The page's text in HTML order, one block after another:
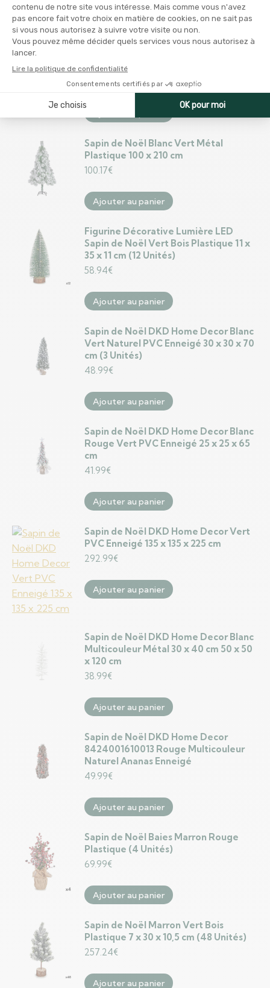
Ajouter au panier
Polyéthylène 210 cm
263.99€
Sapin de Noël Blanc Vert Métal
Plastique 100 x 210 cm
100.17€
Ajouter au panier
Figurine Décorative Lumière LED
Sapin de Noël Vert Bois Plastique 11 x
35 x 11 cm (12 Unités)
58.94€
Ajouter au panier
Sapin de Noël DKD Home Decor Blanc
Vert Naturel PVC Enneigé 30 x 30 x 70
cm (3 Unités)
48.99€
Ajouter au panier
Sapin de Noël DKD Home Decor Blanc
Rouge Vert PVC Enneigé 25 x 25 x 65
cm
41.99€
Ajouter au panier
Sapin de Noël DKD Home Decor Vert
PVC Enneigé 135 x 135 x 225 cm
292.99€
Ajouter au panier
Sapin de Noël DKD Home Decor Blanc
Multicouleur Métal 30 x 40 cm 50 x 50
x 120 cm
38.99€
Ajouter au panier
Sapin de Noël DKD Home Decor
8424001610013 Rouge Multicouleur
Naturel Ananas Enneigé
49.99€
Ajouter au panier
Sapin de Noël Baies Marron Rouge
Plastique (4 Unités)
69.99€
Ajouter au panier
Sapin de Noël Marron Vert Bois
Plastique 7 x 30 x 10,5 cm (48 Unités)
257.24€
Ajouter au panier